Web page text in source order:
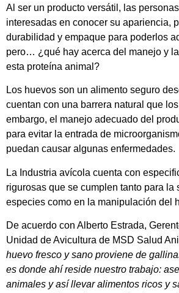
Al ser un producto versátil, las
interesadas en conocer su apariencia,
durabilidad y empaque para poderlos
pero… ¿qué hay acerca del manejo y
esta proteína animal?
Los huevos son un alimento seguro
cuentan con una barrera natural que
embargo, el manejo adecuado del
para evitar la entrada de
puedan causar algunas enfermedades.
La Industria avícola cuenta con
rigurosas que se cumplen tanto para la
especies como en la manipulación del
De acuerdo con Alberto Estrada,
Unidad de Avicultura de MSD Salud
huevo fresco y sano proviene de
es donde ahí reside nuestro trabajo:
animales y así llevar alimentos ricos y